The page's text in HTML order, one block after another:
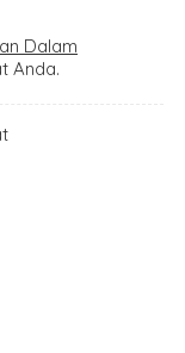
Dalam
Anda.